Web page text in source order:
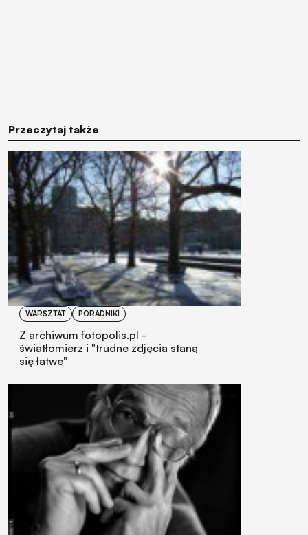
Przeczytaj także
WARSZTAT PORADNIKI
Z archiwum fotopolis.pl -
światłomierz i "trudne zdjęcia staną
się łatwe"